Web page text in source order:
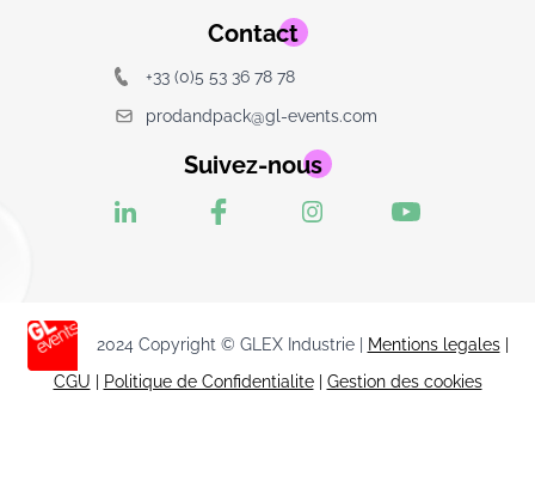
Contact
+33 (0)5 53 36 78 78
prodandpack@gl-events.com
Suivez-nous
2024 Copyright © GLEX Industrie | Mentions legales|
CGU | Politique de Confidentialite| Gestion des cookies